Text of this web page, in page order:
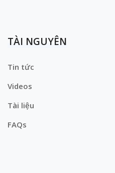
TÀI NGUYÊN
Tin tức
Videos
Tài liệu
FAQs